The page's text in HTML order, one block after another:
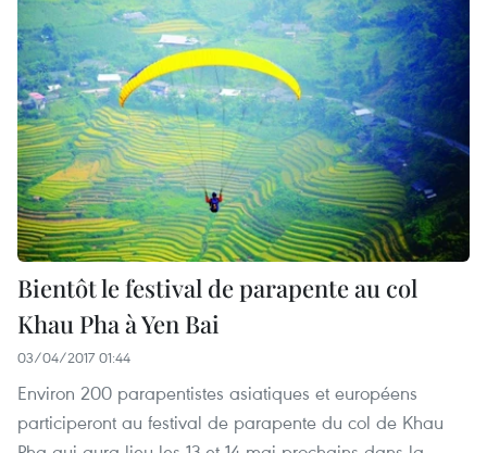
Bientôt le festival de parapente au col
Khau Pha à Yen Bai
03/04/2017 01:44
Environ 200 parapentistes asiatiques et européens
participeront au festival de parapente du col de Khau